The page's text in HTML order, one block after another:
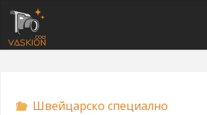
Напред
към
съдържанието
ASKI
M
Швейцарско специално